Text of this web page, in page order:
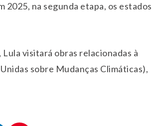
2025, na segunda etapa, os estados
visitará obras relacionadas à
sobre Mudanças Climáticas),